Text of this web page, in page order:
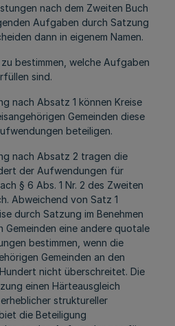
nach dem Zweiten Buch
Aufgaben durch Satzung
dann in eigenem Namen.
bestimmen, welche Aufgaben
sind.
nach Absatz 1 können Kreise
Gemeinden diese
beteiligen.
nach Absatz 2 tragen die
der Aufwendungen für
§ 6 Abs. 1 Nr. 2 des Zweiten
Abweichend von Satz 1
durch Satzung im Benehmen
Gemeinden eine andere quotale
bestimmen, wenn die
Gemeinden an den
nicht überschreitet. Die
einen Härteausgleich
struktureller
die Beteiligung